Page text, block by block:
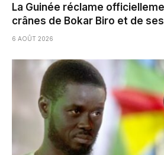
La Guinée réclame
crânes de Bokar Biro et de
6 AOÛT 2026